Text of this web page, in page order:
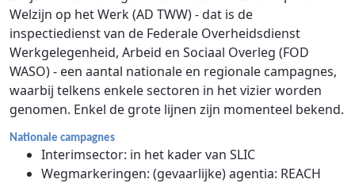
Welzijn op het Werk (AD TWW) - dat is de
inspectiedienst van de Federale Overheidsdienst
Werkgelegenheid, Arbeid en Sociaal Overleg (FOD
WASO) - een aantal nationale en regionale campagnes,
waarbij telkens enkele sectoren in het vizier worden
genomen. Enkel de grote lijnen zijn momenteel bekend.
Nationale campagnes
Interimsector: in het kader van SLIC
Wegmarkeringen: (gevaarlijke) agentia: REACH